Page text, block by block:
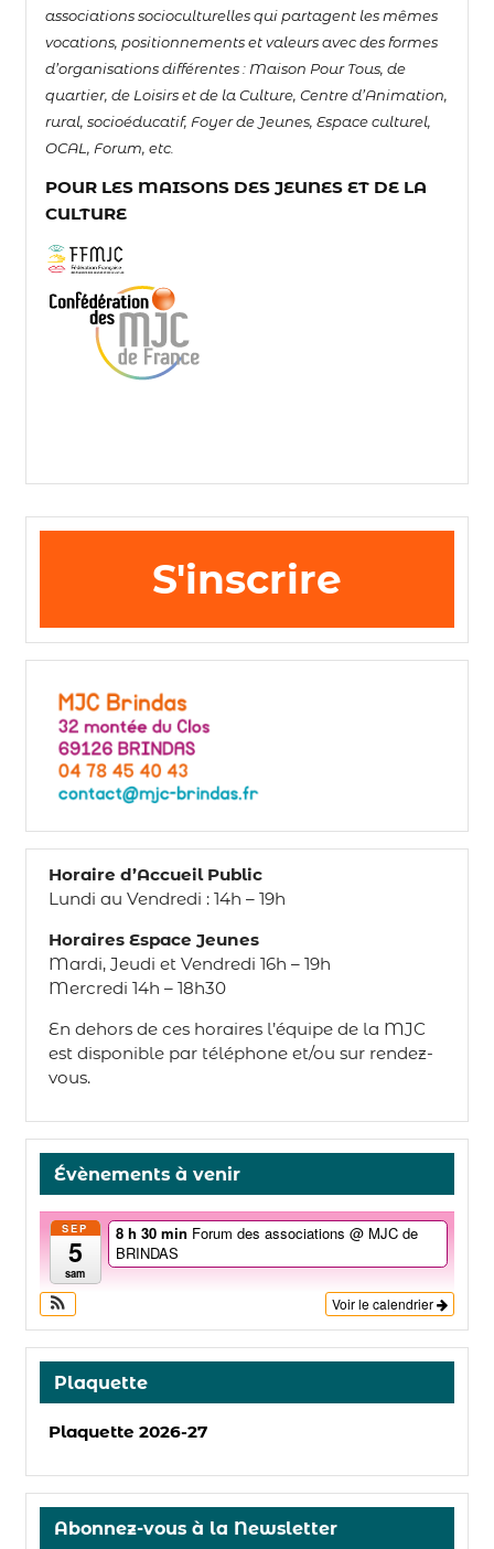
associations socioculturelles qui partagent les mêmes
vocations, positionnements etvaleurs avec des formes
d’organisations différentes : Maison Pour Tous, de
quartier, de Loisirs et de la Culture, Centre d’Animation,
rural, socioéducatif, Foyer de Jeunes, Espace culturel,
OCAL, Forum, etc.
POUR LES MAISONS DES JEUNES ET DE LA
CULTURE
S'inscrire
Horaire d’Accueil Public
Lundi au Vendredi : 14h – 19h
Horaires Espace Jeunes
Mardi, Jeudi et Vendredi 16h – 19h
Mercredi 14h – 18h30
En dehors de ces horaires l’équipe de la MJC
est disponible par téléphone et/ou sur rendez-
vous.
Évènements à venir
SEP
5
sam
8 h 30 min Forum des associations @ MJC de
BRINDAS
Voir le calendrier
Plaquette
Plaquette 2026-27
Abonnez-vous à la Newsletter